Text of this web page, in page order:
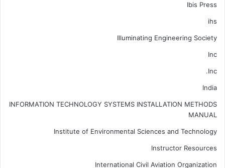
Ibis Press
ihs
Illuminating Engineering Society
Inc
Inc.
India
INFORMATION TECHNOLOGY SYSTEMS INSTALLATION METHODS
MANUAL
Institute of Environmental Sciences and Technology
Instructor Resources
International Civil Aviation Organization